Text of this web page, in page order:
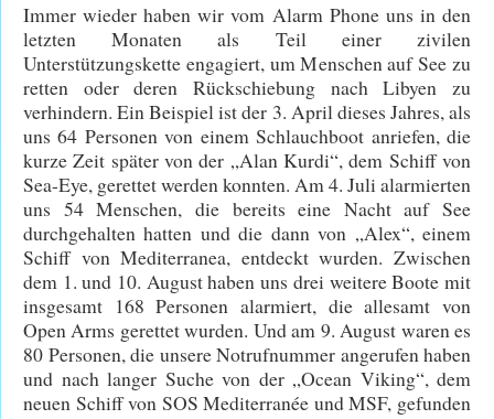
Immer wieder haben wir vom Alarm Phone uns in den
letzten Monaten als Teil einer zivilen
Unterstützungskette engagiert, um Menschen auf See zu
retten oder deren Rückschiebung nach Libyen zu
verhindern. Ein Beispiel ist der 3. April dieses Jahres, als
uns 64 Personen von einem Schlauchboot anriefen, die
kurze Zeit später von der „Alan Kurdi“, dem Schiff von
Sea-Eye, gerettet werden konnten. Am 4. Juli alarmierten
uns 54 Menschen, die bereits eine Nacht auf See
durchgehalten hatten und die dann von „Alex“, einem
Schiff von Mediterranea, entdeckt wurden. Zwischen
dem 1. und 10. August haben uns drei weitere Boote mit
insgesamt 168 Personen alarmiert, die allesamt von
Open Arms gerettet wurden. Und am 9. August waren es
80 Personen, die unsere Notrufnummer angerufen haben
und nach langer Suche von der „Ocean Viking“, dem
neuen Schiff von SOS Mediterranée und MSF, gefunden